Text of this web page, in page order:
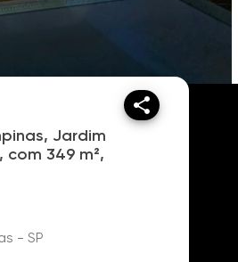
Jardim
349 m²,
- SP